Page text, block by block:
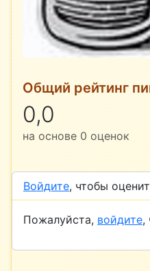
Общий рейтинг
0,0
на основе 0 оценок
Войдите, чтобы
Пожалуйста, войдите,